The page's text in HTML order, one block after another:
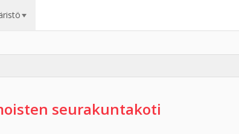
seurakuntakoti